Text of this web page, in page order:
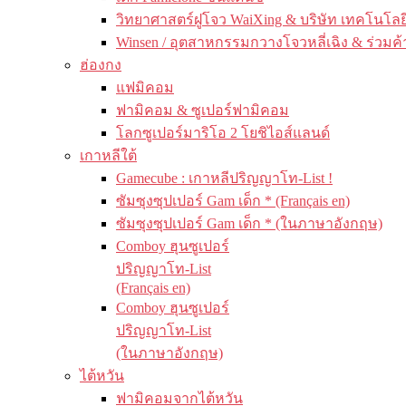
วิทยาศาสตร์ฝูโจว WaiXing & บริษัท เทคโนโล
Winsen / อุตสาหกรรมกวางโจวหลี่เฉิง & ร่วมค้
ฮ่องกง
แฟมิคอม
ฟามิคอม & ซูเปอร์ฟามิคอม
โลกซูเปอร์มาริโอ 2 โยชิไอส์แลนด์
เกาหลีใต้
Gamecube : เกาหลีปริญญาโท-List !
ซัมซุงซุปเปอร์ Gam เด็ก * (Français en)
ซัมซุงซุปเปอร์ Gam เด็ก * (ในภาษาอังกฤษ)
Comboy ฮุนซูเปอร์
ปริญญาโท-List
(Français en)
Comboy ฮุนซูเปอร์
ปริญญาโท-List
(ในภาษาอังกฤษ)
ไต้หวัน
ฟามิคอมจากไต้หวัน